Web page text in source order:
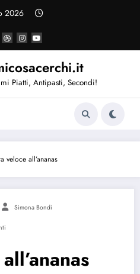
2026
Piatti, Antipasti, Secondi!
veloce all’ananas
Simona Bondi